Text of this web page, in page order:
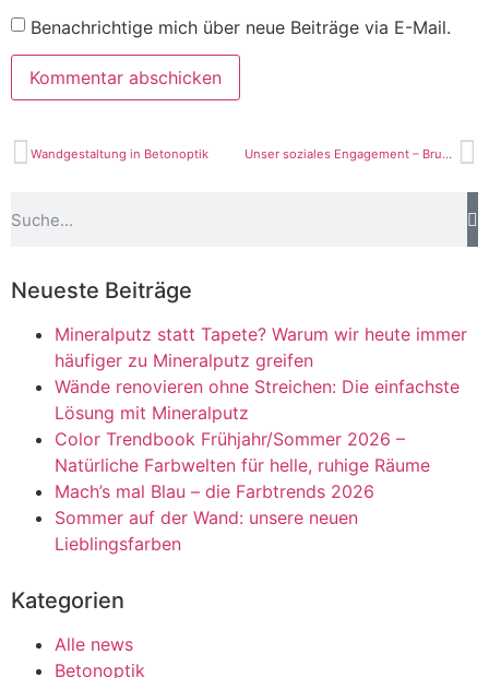
Benachrichtige mich über neue Beiträge via E-Mail.
Wandgestaltung in Betonoptik Unser soziales Engagement – Brunnen in Benin
Neueste Beiträge
Mineralputz statt Tapete? Warum wir heute immer
häufiger zu Mineralputz greifen
Wände renovieren ohne Streichen: Die einfachste
Lösung mit Mineralputz
Color Trendbook Frühjahr/Sommer 2026 –
Natürliche Farbwelten für helle, ruhige Räume
Mach’s mal Blau – die Farbtrends 2026
Sommer auf der Wand: unsere neuen
Lieblingsfarben
Kategorien
Alle news
Betonoptik